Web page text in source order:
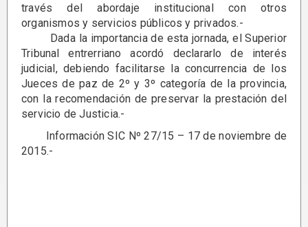
través del abordaje institucional con otros
organismos y servicios públicos y privados.-
Dada la importancia de esta jornada, el Superior
Tribunal entrerriano acordó declararlo de interés
judicial, debiendo facilitarse la concurrencia de los
Jueces de paz de 2º y 3º categoría de la provincia,
con la recomendación de preservar la prestación del
servicio de Justicia.-
Información SIC Nº 27/15 – 17 de noviembre de
2015.-